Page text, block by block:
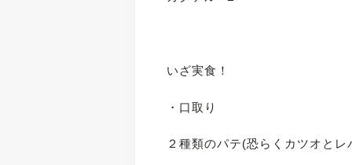
いざ実食！
・口取り
２種類のパテ(恐らくカツオと